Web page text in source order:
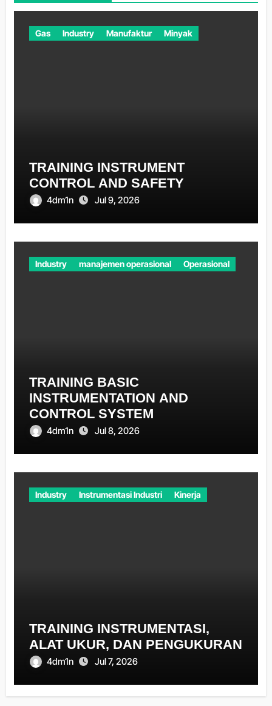
Gas Industry Manufaktur Minyak
TRAINING INSTRUMENT
CONTROL AND SAFETY
4dm1n Jul 9, 2026
Industry manajemen operasional Operasional
TRAINING BASIC
INSTRUMENTATION AND
CONTROL SYSTEM
4dm1n Jul 8, 2026
Industry Instrumentasi Industri Kinerja
TRAINING INSTRUMENTASI,
ALAT UKUR, DAN PENGUKURAN
4dm1n Jul 7, 2026